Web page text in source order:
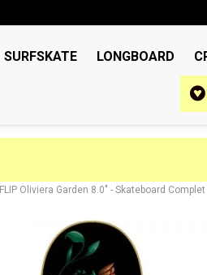
SURFSKATE LONGBOARD
FLIP Oliviera Garden 8.0" - Skateboard Complet